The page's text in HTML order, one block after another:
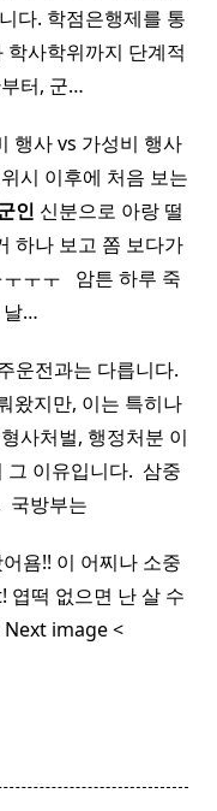
다. 학점은행제를 통
사학위까지 단계적
터, 군…
행사 vs 가성비 행사
시 이후에 처음 보는
인 신분으로 아랑 떨
하나 보고 쫌 보다가
ㅜㅜ ​ ​ 암튼 하루 죽
날…
운전과는 다릅니다.
왔지만, 이는 특히나
사처벌, 행정처분 이
이유입니다. ​ 삼중
국방부는
욤!! 이 어찌나 소중
엽떡 없으면 난 살 수
image <